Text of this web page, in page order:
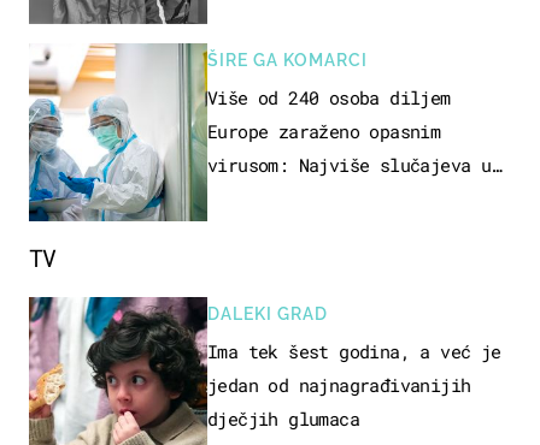
ŠIRE GA KOMARCI
Više od 240 osoba diljem
Europe zaraženo opasnim
virusom: Najviše slučajeva u
TV
DALEKI GRAD
Ima tek šest godina, a već je
jedan od najnagrađivanijih
dječjih glumaca